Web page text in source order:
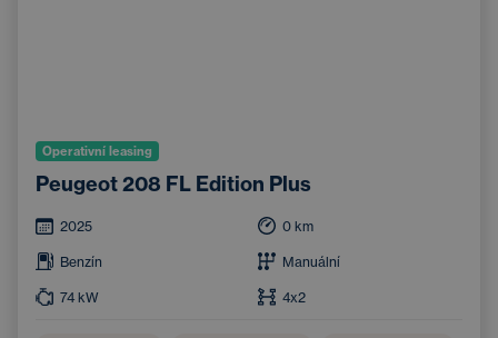
Operativní leasing
Peugeot 208 FL Edition Plus
2025 0 km
Benzín Manuální
74 kW 4x2